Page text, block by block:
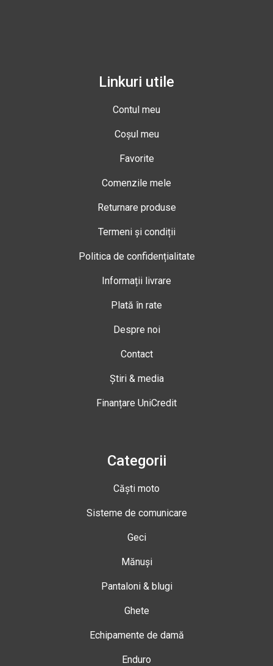
Linkuri utile
Contul meu
Coșul meu
Favorite
Comenzile mele
Returnare produse
Termeni și condiții
Politica de confidențialitate
Informații livrare
Plată în rate
Despre noi
Contact
Știri & media
Finanțare UniCredit
Categorii
Căști moto
Sisteme de comunicare
Geci
Mănuși
Pantaloni & blugi
Ghete
Echipamente de damă
Enduro